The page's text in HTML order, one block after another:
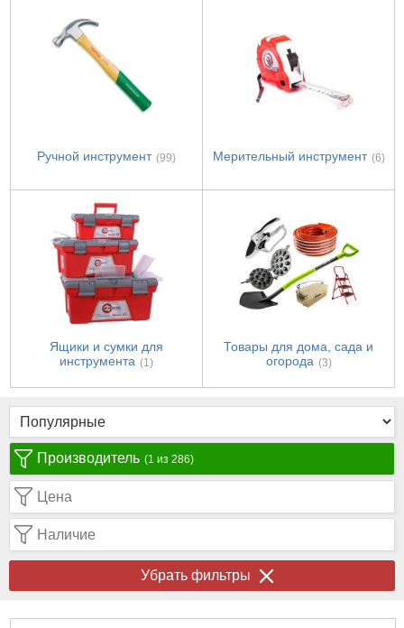
Ручной инструмент (99) Мерительный инструмент (6)
Ящики и сумки для
инструмента (1)
Товары для дома, сада и
огорода (3)
Производитель (1 из 286)
Цена
Наличие
Убрать фильтры